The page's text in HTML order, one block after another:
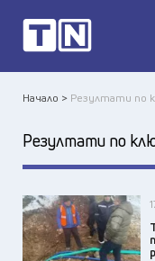
Начало > Резултати по
Резултати по